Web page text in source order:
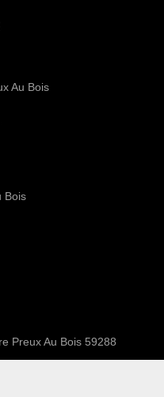
Au Bois
Bois
Preux Au Bois 59288